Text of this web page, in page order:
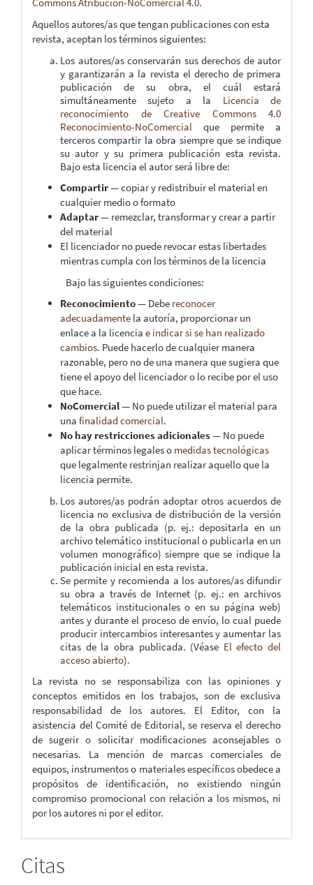
Aquellos autores/as que tengan publicaciones con esta
revista, aceptan los términos siguientes:
Los autores/as conservarán sus derechos de autor
y garantizarán a la revista el derecho de primera
publicación de su obra, el cuál estará
simultáneamente sujeto a la Licencia de
reconocimiento de Creative Commons 4.0
Reconocimiento-NoComercial que permite a
terceros compartir la obra siempre que se indique
su autor y su primera publicación esta revista.
Bajo esta licencia el autor será libre de:
Compartir— copiar y redistribuir el material en
cualquier medio o formato
Adaptar— remezclar, transformar y crear a partir
del material
El licenciador no puede revocar estas libertades
mientras cumpla con los términos de la licencia
Bajo las siguientes condiciones:
Reconocimiento— Debe reconocer
adecuadamente la autoría, proporcionar un
enlace a la licencia e indicar si se han realizado
cambios. Puede hacerlo de cualquier manera
razonable, pero no de una manera que sugiera que
tiene el apoyo del licenciador o lo recibe por el uso
que hace.
NoComercial— No puede utilizar el material para
una finalidad comercial.
No hay restricciones adicionales— No puede
aplicar términos legales o medidas tecnológicas
que legalmente restrinjan realizar aquello que la
licencia permite.
Los autores/as podrán adoptar otros acuerdos de
licencia no exclusiva de distribución de la versión
de la obra publicada (p. ej.: depositarla en un
archivo telemático institucional o publicarla en un
volumen monográfico) siempre que se indique la
publicación inicial en esta revista.
Se permite y recomienda a los autores/as difundir
su obra a través de Internet (p. ej.: en archivos
telemáticos institucionales o en su página web)
antes y durante el proceso de envío, lo cual puede
producir intercambios interesantes y aumentar las
citas de la obra publicada. (Véase El efecto del
acceso abierto).
La revista no se responsabiliza con las opiniones y
conceptos emitidos en los trabajos, son de exclusiva
responsabilidad de los autores. El Editor, con la
asistencia del Comité de Editorial, se reserva el derecho
de sugerir o solicitar modificaciones aconsejables o
necesarias. La mención de marcas comerciales de
equipos, instrumentos o materiales específicos obedece a
propósitos de identificación, no existiendo ningún
compromiso promocional con relación a los mismos, ni
por los autores ni por el editor.
Citas